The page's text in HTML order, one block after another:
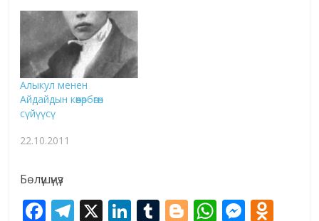
борборунун
Алыкул менен
Айдайдын көөнөрбөгөн
сүйүүсү
22.10.2011
Бөлүшүңүз
F T X Li T Bl W M